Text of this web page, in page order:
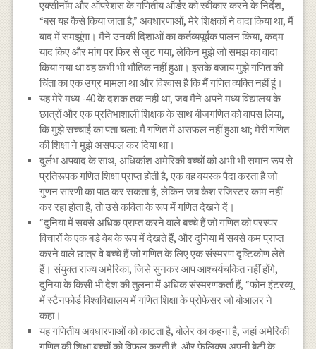
एक्सीनॉम और ऑपरेशंस के गणितीय ऑर्डर को स्वीकार करने के निर्देश,
“बस यह कैसे किया जाता है,” अवधारणाओं, मेरे शिक्षकों ने वादा किया था, मैं
बाद में समझूंगा। मैंने उनकी दिशाओं का कर्तव्यपूर्वक पालन किया, कदम
याद किए और मांग पर फिर से जुट गया, लेकिन मुझे जो समझ का वादा
किया गया था वह कभी भी भौतिक नहीं हुआ। इसके बजाय मुझे गणित की
चिंता का एक उग्र मामला था और विश्वास है कि मैं गणित व्यक्ति नहीं हूं।
यह मेरे मध्य -40 के दशक तक नहीं था, जब मैंने अपने मध्य विद्यालय के
छात्रों और एक प्रतिभाशाली शिक्षक के साथ बीजगणित को वापस लिया,
कि मुझे सच्चाई का पता चला: मैं गणित में असफल नहीं हुआ था; मेरी गणित
की शिक्षा ने मुझे असफल कर दिया था।
दुर्लभ अपवाद के साथ, अधिकांश अमेरिकी बच्चों को अभी भी समान रूप से
प्रतिरूपक गणित शिक्षा प्राप्त होती है, एक वह वयस्क पैदा करता है जो
गुणन सारणी का पाठ कर सकता है, लेकिन जब कैश रजिस्टर काम नहीं
कर रहा होता है, तो उसे कविता के रूप में गणित देखने दें।
“दुनिया में सबसे अधिक प्राप्त करने वाले बच्चे हैं जो गणित को परस्पर
विचारों के एक बड़े वेब के रूप में देखते हैं, और दुनिया में सबसे कम प्राप्त
करने वाले छात्र वे बच्चे हैं जो गणित के लिए एक संस्मरण दृष्टिकोण लेते
हैं। संयुक्त राज्य अमेरिका, जिसे सुनकर आप आश्चर्यचकित नहीं होंगे,
दुनिया के किसी भी देश की तुलना में अधिक संस्मरणकर्ता हैं, “फोन इंटरव्यू
में स्टैनफोर्ड विश्वविद्यालय में गणित शिक्षा के प्रोफेसर जो बोआलर ने
कहा।
यह गणितीय अवधारणाओं को काटता है, बोलेर का कहना है, जहां अमेरिकी